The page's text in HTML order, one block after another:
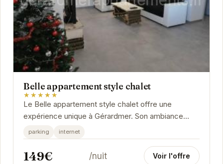
Belle appartement style chalet
★★★★★
Le Belle appartement style chalet offre une
expérience unique à Gérardmer. Son ambiance
chaleureuse et son emplacement privilégié en font
le...
parking internet
149€ /nuit Voir l'offre